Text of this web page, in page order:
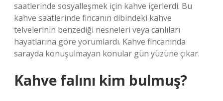
saatlerinde sosyalleşmek için kahve içerlerdi. Bu
kahve saatlerinde fincanın dibindeki kahve
telvelerinin benzediği nesneleri veya canlıları
hayatlarına göre yorumlardı. Kahve fincanında
sarayda konuşulmayan konular gün yüzüne çıkar.
Kahve falını kim bulmuş?